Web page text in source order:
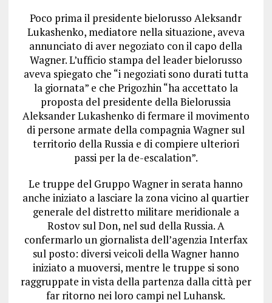
Poco prima il presidente bielorusso Aleksandr
Lukashenko, mediatore nella situazione, aveva
annunciato di aver negoziato con il capo della
Wagner. L’ufficio stampa del leader bielorusso
aveva spiegato che “i negoziati sono durati tutta
la giornata” e che Prigozhin “ha accettato la
proposta del presidente della Bielorussia
Aleksander Lukashenko di fermare il movimento
di persone armate della compagnia Wagner sul
territorio della Russia e di compiere ulteriori
passi per la de-escalation”.
Le truppe del Gruppo Wagner in serata hanno
anche iniziato a lasciare la zona vicino al quartier
generale del distretto militare meridionale a
Rostov sul Don, nel sud della Russia. A
confermarlo un giornalista dell’agenzia Interfax
sul posto: diversi veicoli della Wagner hanno
iniziato a muoversi, mentre le truppe si sono
raggruppate in vista della partenza dalla città per
far ritorno nei loro campi nel Luhansk.